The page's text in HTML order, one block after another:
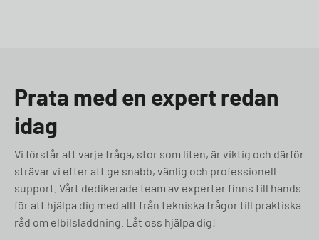
Prata med en expert redan
idag
Vi förstår att varje fråga, stor som liten, är viktig och därför
strävar vi efter att ge snabb, vänlig och professionell
support. Vårt dedikerade team av experter finns till hands
för att hjälpa dig med allt från tekniska frågor till praktiska
råd om elbilsladdning. Låt oss hjälpa dig!